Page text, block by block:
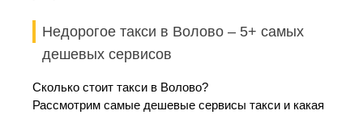
Недорогое такси в Волово – 5+ самых
дешевых сервисов
Сколько стоит такси в Волово?
Рассмотрим самые дешевые сервисы такси и какая